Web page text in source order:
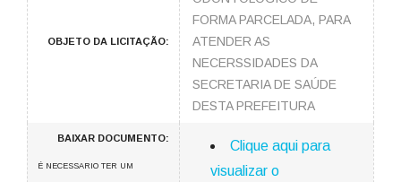
OBJETO DA LICITAÇÃO:
FORMA PARCELADA, PARA
ATENDER AS
NECERSSIDADES DA
SECRETARIA DE SAÚDE
DESTA PREFEITURA
BAIXAR DOCUMENTO:
É NECESSARIO TER UM
Clique aqui para
visualizar o